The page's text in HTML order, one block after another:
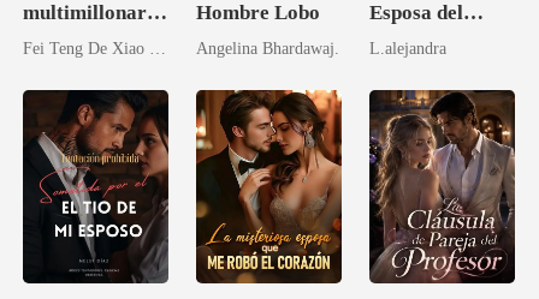
multimillonaria
secreta de la
Hombre Lobo
Angelina Bhardawaj.
Esposa del
Sultán: Pecado
L.alejandra